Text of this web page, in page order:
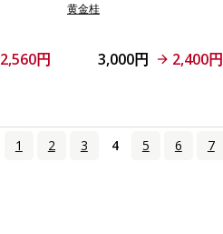
2,560円
黄金桂
3,000円 2,400円
1 2 3 4 5 6 7